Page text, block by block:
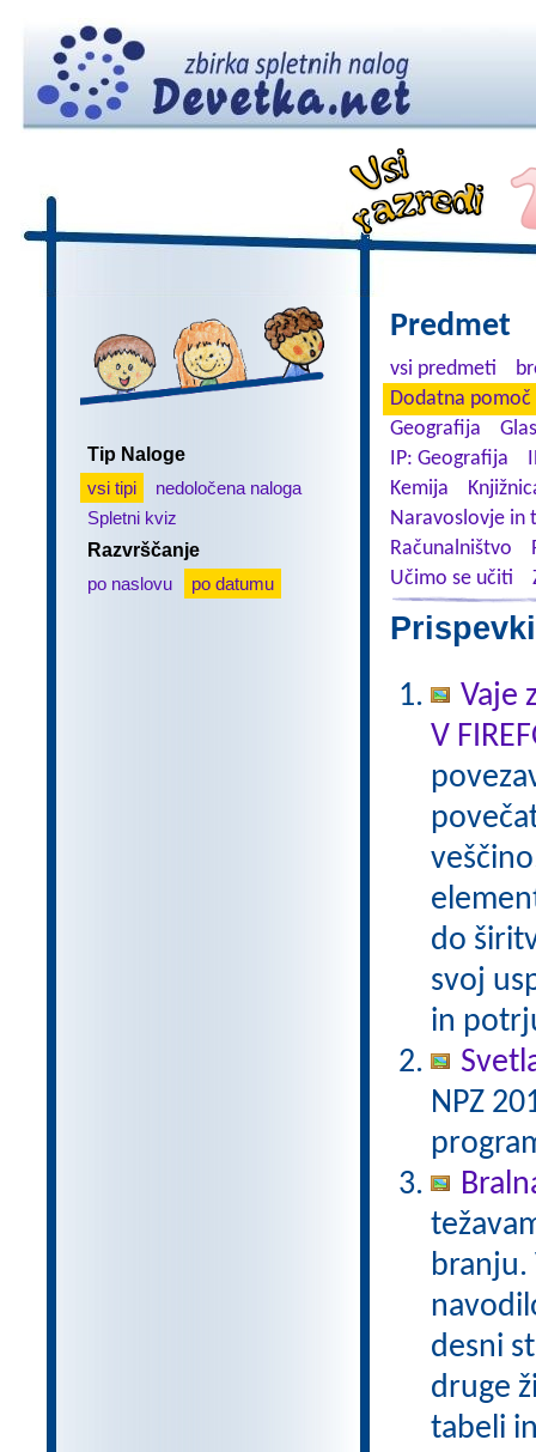
Tip Naloge
vsi tipi
nedoločena naloga
Spletni kviz
Razvrščanje
po naslovu
po datumu
Predmet
vsi predmeti
Dodatna
Geografija
IP: Geografija
Kemija
Naravoslovje in
Računalništvo
Učimo se učiti
Vaje
V
do
svoj
in
NPZ
branju.
desni
druge
tabeli